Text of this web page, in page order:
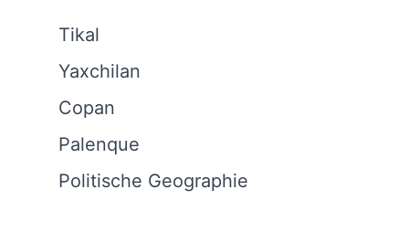
Tikal
Yaxchilan
Copan
Palenque
Politische Geographie